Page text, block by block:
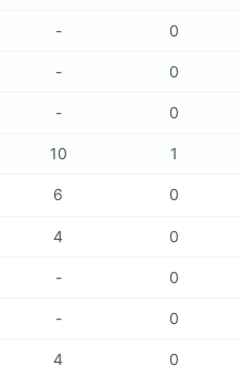
- 0
- 0
- 0
10 1
6 0
4 0
- 0
- 0
4 0